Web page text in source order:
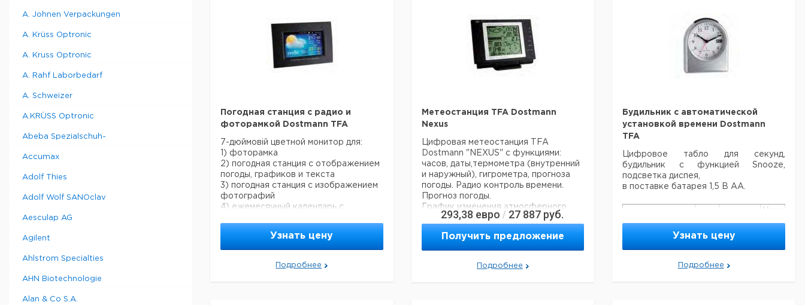
A. Johnen Verpackungen
A. Krüss Optronic
A. Kruss Optronic
A. Rahf Laborbedarf
A. Schweizer
A.KRÜSS Optronic
Abeba Spezialschuh-
Accumax
Adolf Thies
Adolf Wolf SANOclav
Aesculap AG
Agilent
Ahlstrom Specialties
AHN Biotechnologie
Alan & Co S.A.
Погодная станция с радио и
фоторамкой Dostmann TFA
7-дюймовій цветной монитор для:
1) фоторамка
2) погодная станция с отображением
погоды, графиков и текста
3) погодная станция с изображением
фотографий
4) ежемесячный календарь с
Цифровые фото можно увеличивать,
поворачивать и показывать в режиме
слайдшоу (13 вариаций показа
слайдов, отображение формата
отображает внешнюю температуру
Узнать цену
Подробнее
Метеостанция TFA Dostmann
Nexus
Цифровая метеостанция TFA
Dostmann "NEXUS" с функциями:
часов, даты,термометра (внутренний
и наружный), гигрометра, прогноза
погоды. Радио контроль времени.
Прогноз погоды.
График изменения атмосферного
давления, датчик скорости и
направления ветра, термо - гигро
датчик, датчик
осадков. Вывод полученных данных
на ПК с помощью USB-кабеля.
Наружный термометр - гигрометр
беспроводной. Работает на частоте
293,38 евро / 27 887 руб.
Получить предложение
Подробнее
Будильник с автоматической
установкой времени Dostmann
TFA
Цифровое табло для секунд,
будильник с функцией Snooze,
подсветка диспея,
в поставке батарея 1,5 В AA.
Тип
во в
упак.
Кат.
номер
с
1 9262540
Узнать цену
Подробнее